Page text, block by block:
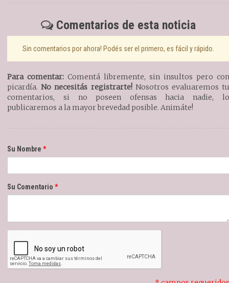
Comentarios de esta noticia
Sin comentarios por ahora! Podés ser el primero, es fácil y rápido.
Para comentar: Comentá libremente, sin insultos pero con
picardía.No necesitás registrarte!Nosotros evaluaremos tu
comentarios, si no poseen ofensas hacia nadie, lo
publicaremos a la mayor brevedad posible. Animáte!
Su Nombre
Su Comentario